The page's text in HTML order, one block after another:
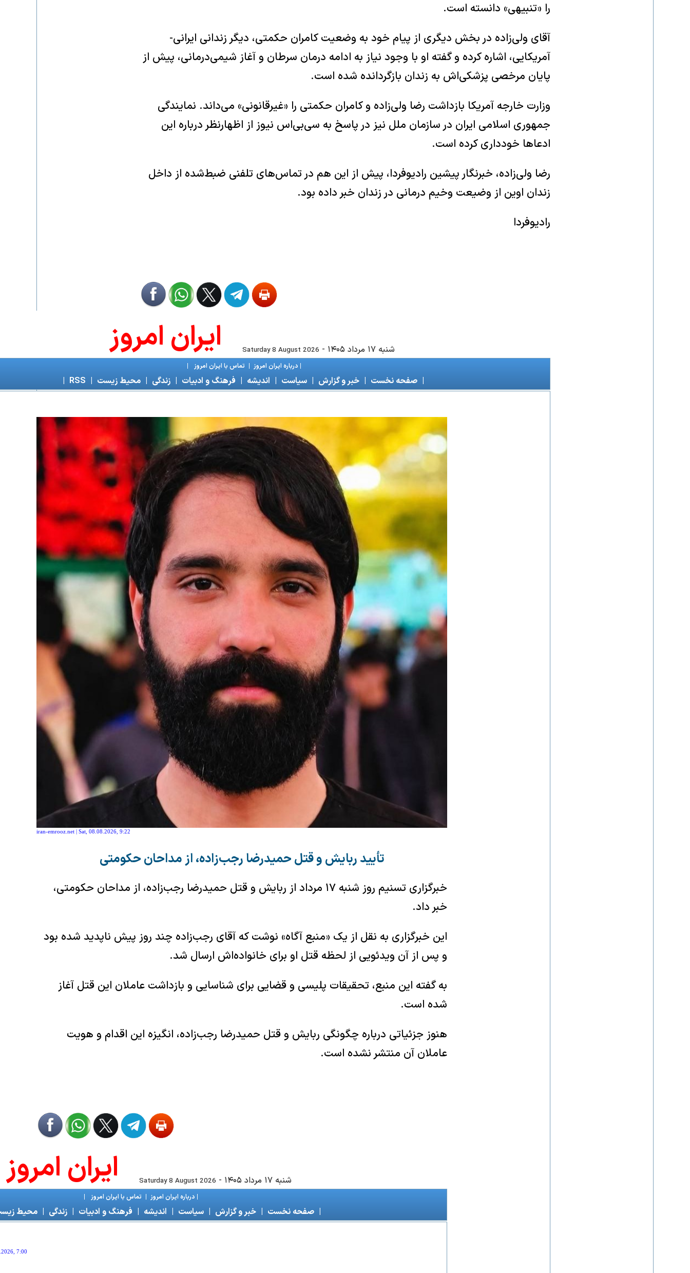
را «تنبیهی» دانسته است.
آقای ولی‌زاده در بخش دیگری از پیام خود به وضعیت کامران حکمتی، دیگر زندانی ایرانی-
آمریکایی، اشاره کرده و گفته او با وجود نیاز به ادامه درمان سرطان و آغاز شیمی‌درمانی، پیش از
پایان مرخصی پزشکی‌اش به زندان بازگردانده شده است.
وزارت خارجه آمریکا بازداشت رضا ولی‌زاده و کامران حکمتی را «غیرقانونی» می‌داند. نمایندگی
جمهوری اسلامی ایران در سازمان ملل نیز در پاسخ به سی‌بی‌اس نیوز از اظهارنظر درباره این
ادعاها خودداری کرده است.
رضا ولی‌زاده، خبرنگار پیشین رادیوفردا، پیش از این هم در تماس‌های تلفنی ضبط‌شده از داخل
زندان اوین از وضیعت وخیم درمانی در زندان خبر داده بود.
رادیوفردا
شنبه ۱۷ مرداد ۱۴۰۵ -
Saturday 8 August 2026 ايران امروز
|درباره ايران امروز تماس با ايران امروز
|صفحه نخست |خبر و گزارش |سياست | انديشه | فرهنگ و ادبيات |زندگی |محیط زیست |
RSS
|
iran-emrooz.net | Sat, 08.08.2026, 9:22
تأیید ربایش و قتل حمیدرضا رجب‌زاده، از مداحان حکومتی
خبرگزاری تسنیم روز شنبه ۱۷ مرداد از ربایش و قتل حمیدرضا رجب‌زاده، از مداحان حکومتی،
خبر داد.
این خبرگزاری به نقل از یک «منبع آگاه» نوشت که آقای رجب‌زاده چند روز پیش ناپدید شده بود
و پس از آن ویدئویی از لحظه قتل او برای خانواده‌اش ارسال شد.
به گفته این منبع، تحقیقات پلیسی و قضایی برای شناسایی و بازداشت عاملان این قتل آغاز
شده است.
هنوز جزئیاتی درباره چگونگی ربایش و قتل حمیدرضا رجب‌زاده، انگیزه این اقدام و هویت
عاملان آن منتشر نشده است.
شنبه ۱۷ مرداد ۱۴۰۵ -
Saturday 8 August 2026 ايران امروز
|درباره ايران امروز تماس با ايران امروز
|صفحه نخست |خبر و گزارش |سياست | انديشه | فرهنگ و ادبيات |زندگی |محیط
7:00